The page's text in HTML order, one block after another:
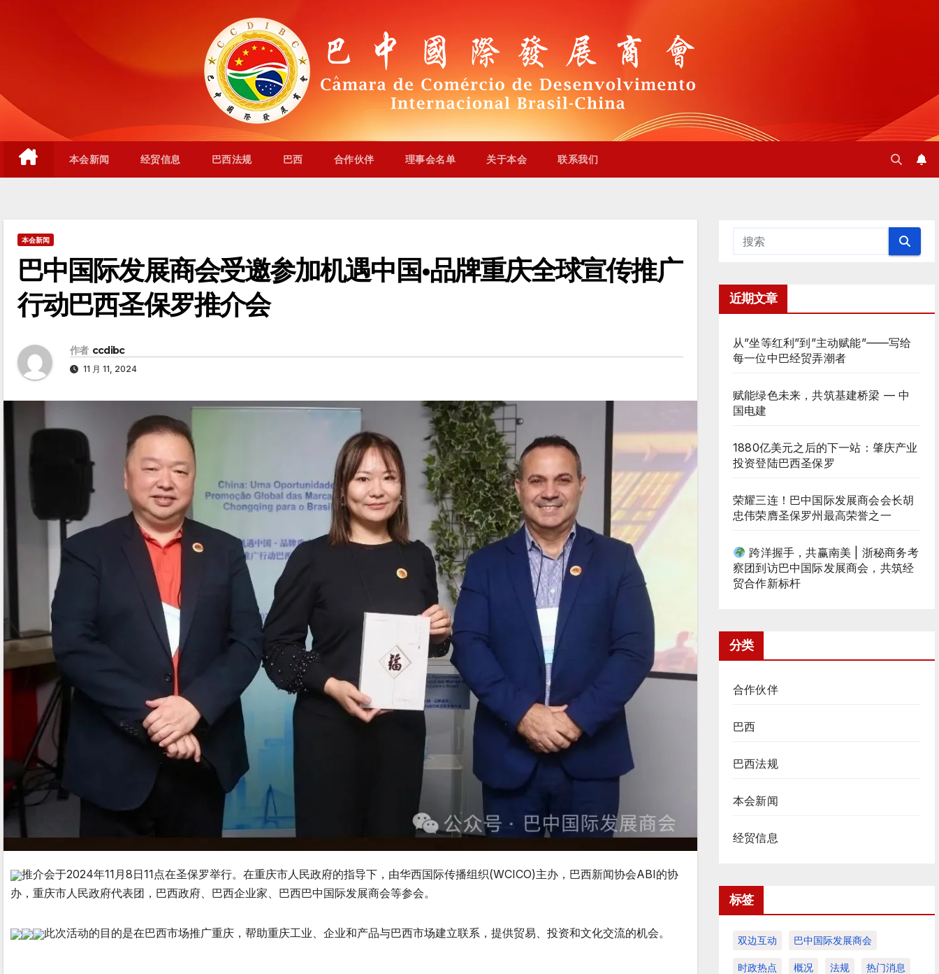
本会新闻 经贸信息 巴西法规 巴西 合作伙伴 理事会名单 关于本会 联系我们
本会新闻
巴中国际发展商会受邀参加机遇中国•品牌重庆全球宣传推广
行动巴西圣保罗推介会
作者 ccdibc
11 月 11, 2024
推介会于2024年11月8日11点在圣保罗举行。在重庆市人民政府的指导下，由华西国际传播组织(WCICO)主办，巴西新闻协会ABI的协
办，重庆市人民政府代表团，巴西政府、巴西企业家、巴西巴中国际发展商会等参会。
此次活动的目的是在巴西市场推广重庆，帮助重庆工业、企业和产品与巴西市场建立联系，提供贸易、投资和文化交流的机会。
近期文章
从”坐等红利”到”主动赋能”——写给
每一位中巴经贸弄潮者
赋能绿色未来，共筑基建桥梁 — 中
国电建
1880亿美元之后的下一站：肇庆产业
投资登陆巴西圣保罗
荣耀三连！巴中国际发展商会会长胡
忠伟荣膺圣保罗州最高荣誉之一
跨洋握手，共赢南美 | 浙秘商务考
察团到访巴中国际发展商会，共筑经
贸合作新标杆
分类
合作伙伴
巴西
巴西法规
本会新闻
经贸信息
标签
双边互动 巴中国际发展商会
时政热点 概况 法规 热门消息